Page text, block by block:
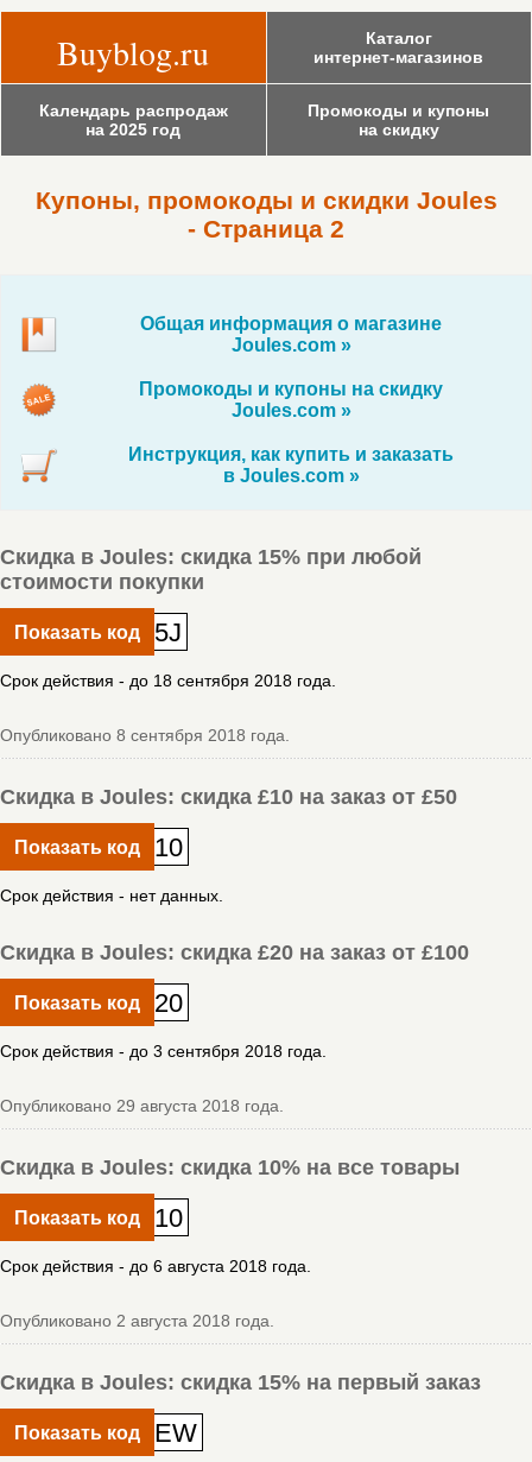
Buyblog.ru
Каталог
интернет-магазинов
Календарь распродаж
на 2025 год
Промокоды и купоны
на скидку
Купоны, промокоды и скидки Joules
- Страница 2
Общая информация о магазине
Joules.com »
Промокоды и купоны на скидку
Joules.com »
Инструкция, как купить и заказать
в Joules.com »
Скидка в Joules: скидка 15% при любой
стоимости покупки
Показать код 5J
Срок действия - до 18 сентября 2018 года.
Опубликовано 8 сентября 2018 года.
Скидка в Joules: скидка £10 на заказ от £50
Показать код 10
Срок действия - нет данных.
Скидка в Joules: скидка £20 на заказ от £100
Показать код 20
Срок действия - до 3 сентября 2018 года.
Опубликовано 29 августа 2018 года.
Скидка в Joules: скидка 10% на все товары
Показать код 10
Срок действия - до 6 августа 2018 года.
Опубликовано 2 августа 2018 года.
Скидка в Joules: скидка 15% на первый заказ
Показать код EW